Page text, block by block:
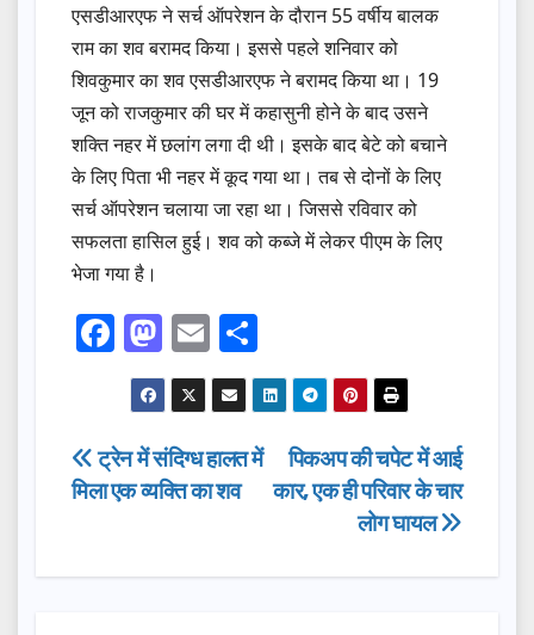
एसडीआरएफ ने सर्च ऑपरेशन के दौरान 55 वर्षीय बालक
राम का शव बरामद किया। इससे पहले शनिवार को
शिवकुमार का शव एसडीआरएफ ने बरामद किया था। 19
जून को राजकुमार की घर में कहासुनी होने के बाद उसने
शक्ति नहर में छलांग लगा दी थी। इसके बाद बेटे को बचाने
के लिए पिता भी नहर में कूद गया था। तब से दोनों के लिए
सर्च ऑपरेशन चलाया जा रहा था। जिससे रविवार को
सफलता हासिल हुई। शव को कब्जे में लेकर पीएम के लिए
भेजा गया है।
F
a
c
e
b
M
a
st
o
d
E
m
ail
h
ar
e
Post
navigation
पिकअप की चपेट में आई
कार, एक ही परिवार के चार
लोग घायल
ट्रेन में संदिग्‍ध हालत में
मिला एक व्‍यक्ति का शव